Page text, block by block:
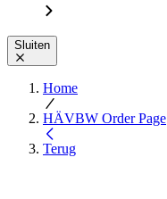
Sluiten
Home
HÄVBW Order Page
Terug